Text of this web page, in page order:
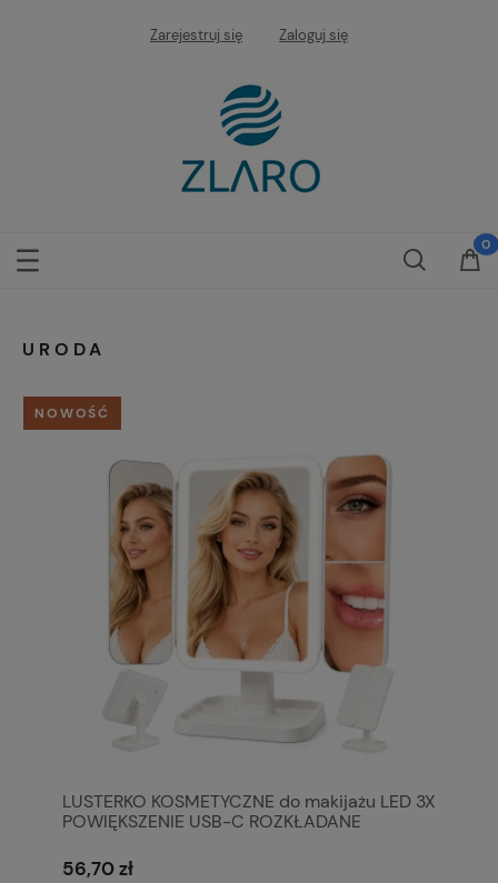
Zarejestruj się Zaloguj się
URODA
LUSTERKO KOSMETYCZNE do makijażu LED 3X
POWIĘKSZENIE USB-C ROZKŁADANE
56,70 zł
NOWOŚĆ